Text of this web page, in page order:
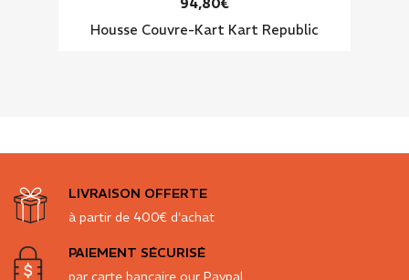
Housse Couvre-Kart Kart Republic
LIVRAISON OFFERTE
à partir de 400€ d'achat
PAIEMENT SÉCURISÉ
par carte bancaire our Paypal